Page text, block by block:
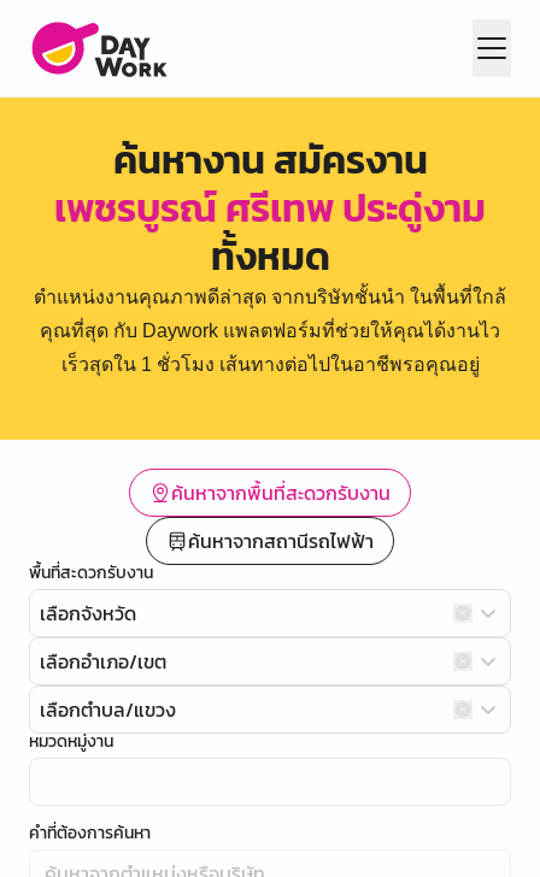
ค้นหางาน สมัครงาน
เพชรบูรณ์ ศรีเทพ ประดู่งาม
ทั้งหมด
ตำแหน่งงานคุณภาพดีล่าสุด จากบริษัทชั้นนำ ในพื้นที่ใกล้
คุณที่สุด กับ Daywork แพลตฟอร์มที่ช่วยให้คุณได้งานไว
เร็วสุดใน 1 ชั่วโมง เส้นทางต่อไปในอาชีพรอคุณอยู่
ค้นหาจากพื้นที่สะดวกรับงาน
ค้นหาจากสถานีรถไฟฟ้า
พื้นที่สะดวกรับงาน
เลือกจังหวัด
เลือกอำเภอ/เขต
เลือกตำบล/แขวง
หมวดหมู่งาน
คำที่ต้องการค้นหา